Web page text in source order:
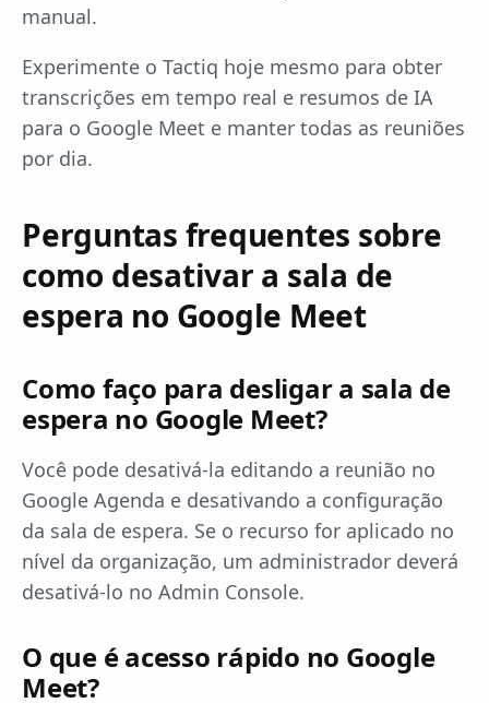
manual.
Experimente o Tactiq hoje mesmo para obter
transcrições em tempo real e resumos de IA
para o Google Meet e manter todas as reuniões
por dia.
Perguntas frequentes sobre
como desativar a sala de
espera no Google Meet
Como faço para desligar a sala de
espera no Google Meet?
Você pode desativá-la editando a reunião no
Google Agenda e desativando a configuração
da sala de espera. Se o recurso for aplicado no
nível da organização, um administrador deverá
desativá-lo no Admin Console.
O que é acesso rápido no Google
Meet?